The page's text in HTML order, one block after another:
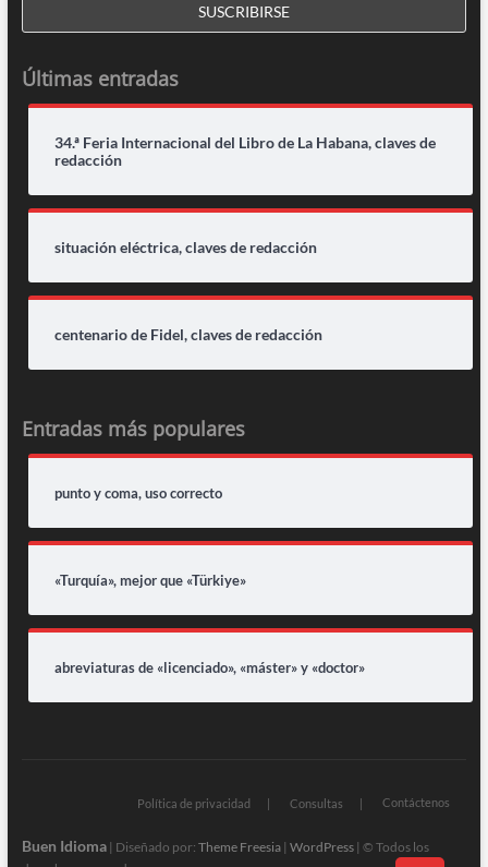
Últimas entradas
34.ª Feria Internacional del Libro de La Habana, claves de
redacción
situación eléctrica, claves de redacción
centenario de Fidel, claves de redacción
Entradas más populares
punto y coma, uso correcto
«Turquía», mejor que «Türkiye»
abreviaturas de «licenciado», «máster» y «doctor»
Política de privacidad Consultas Contáctenos
Buen Idioma| Diseñado por: Theme Freesia| WordPress| © Todos los